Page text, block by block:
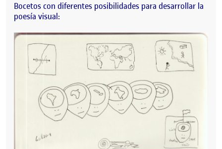
Bocetos con diferentes posibilidades para desarrollar la
poesía visual: